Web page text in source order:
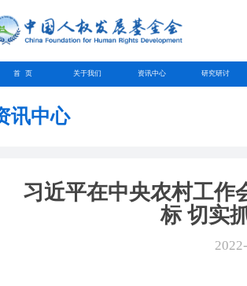
首 页 关于我们 资讯中心 研究研讨
讯中心
习近平在中央农村工作
标 切实